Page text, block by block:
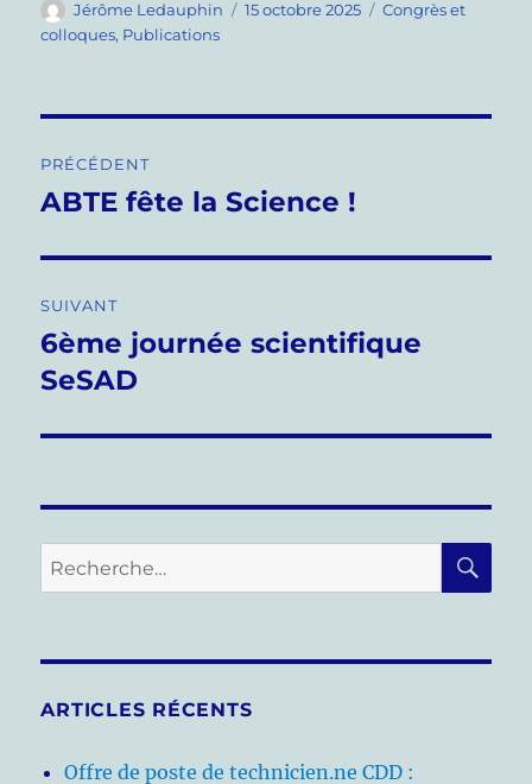
Auteur
Jérôme Ledauphin
Publié
15 octobre 2025 Catégories
Congrès et
colloques, Publications
de
PRÉCÉDENT
Publication
ABTE fête la Science !
SUIVANT
Publication
suivante :
6ème journée scientifique
SeSAD
Recherche
pour :
ARTICLES RÉCENTS
Offre de poste de technicien.ne CDD :